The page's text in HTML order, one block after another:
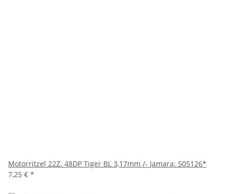
Motorritzel 22Z. 48DP Tiger BL 3,17mm /- Jamara: 505126*
7,25 € *